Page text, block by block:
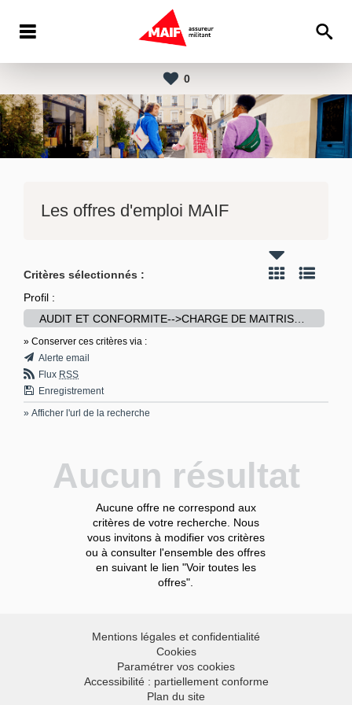
0
Les offres d'emploi MAIF
Critères sélectionnés :
Profil :
» Conserver ces critères via :
Alerte email
Flux RSS
Enregistrement
» Afficher l'url de la recherche
Aucun résultat
Aucune offre ne correspond aux
critères de votre recherche. Nous
vous invitons à modifier vos critères
ou à consulter l'ensemble des offres
en suivant le lien "Voir toutes les
offres".
Mentions légales et confidentialité
Cookies
Paramétrer vos cookies
Accessibilité : partiellement conforme
Plan du site